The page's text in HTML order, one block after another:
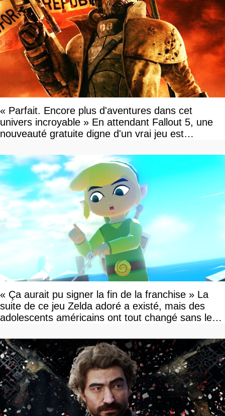
« Parfait. Encore plus d'aventures dans cet
univers incroyable » En attendant Fallout 5, une
nouveauté gratuite digne d'un vrai jeu est
« Ça aurait pu signer la fin de la franchise » La
suite de ce jeu Zelda adoré a existé, mais des
adolescents américains ont tout changé sans le